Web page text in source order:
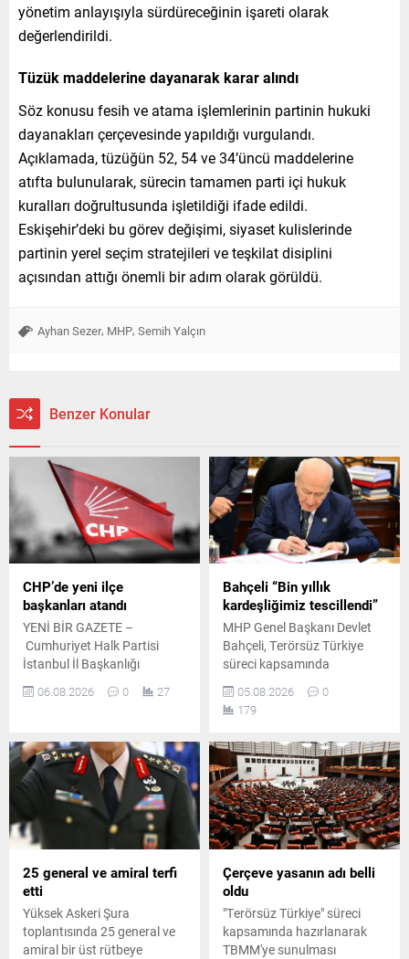
yönetim anlayışıyla sürdüreceğinin işareti olarak
değerlendirildi.
Tüzük maddelerine dayanarak karar alındı
Söz konusu fesih ve atama işlemlerinin partinin hukuki
dayanakları çerçevesinde yapıldığı vurgulandı.
Açıklamada, tüzüğün 52, 54 ve 34’üncü maddelerine
atıfta bulunularak, sürecin tamamen parti içi hukuk
kuralları doğrultusunda işletildiği ifade edildi.
Eskişehir’deki bu görev değişimi, siyaset kulislerinde
partinin yerel seçim stratejileri ve teşkilat disiplini
açısından attığı önemli bir adım olarak görüldü.
Ayhan Sezer, MHP, Semih Yalçın
Benzer Konular
CHP’de yeni ilçe
başkanları atandı
YENİ BİR GAZETE –
Cumhuriyet Halk Partisi
İstanbul İl Başkanlığı
temmuz ayının 21. gününde
yaptığı duyuruyla çok sayıda
aykırı faaliyetler gerekçesiyle
görevden uzaklaştırmıştı.
İlgili başkanların disiplin
kuruluna sevk edilmesinin
ardından teşkilatlarda yeni
bir yapılanma sürecine girildi.
Resmî duyurunun kısa
sürede yapılması bekleniyor
Parti...
06.08.2026 0 27
Bahçeli “Bin yıllık
kardeşliğimiz tescillendi”
MHP Genel Başkanı Devlet
Bahçeli, Terörsüz Türkiye
süreci kapsamında
hazırlanan çerçeve yasa
teklifine ilişkin
değerlendirmelerde bulundu.
önemli bir adım olduğunu
söyledi.
05.08.2026
0
179
25 general ve amiral terfi
etti
Yüksek Askeri Şura
toplantısında 25 general ve
amiral bir üst rütbeye
Çerçeve yasanın adı belli
oldu
"Terörsüz Türkiye" süreci
kapsamında hazırlanarak
TBMM'ye sunulması